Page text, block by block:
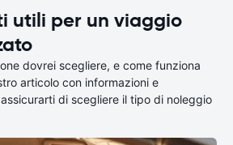
utili per un viaggio
dovrei scegliere, e come funziona
articolo con informazioni e
di scegliere il tipo di noleggio